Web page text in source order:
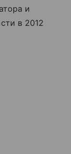
и
в 2012